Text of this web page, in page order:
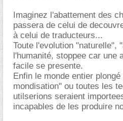
Imaginez l'abattement des
passera de celui de
à celui de traducteurs...
Toute l'evolution "naturelle",
l'humanité, stoppee car une
facile se presente.
Enfin le monde entier
mondisation" ou toutes les
utilserions seraient
incapables de les produire